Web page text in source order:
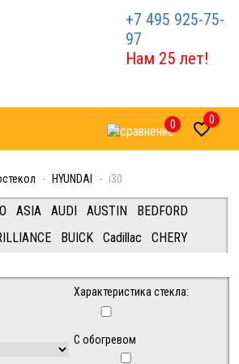
+7 495 925-75-
97
Нам 25 лет!
0 0
HYUNDAI i30
ASIA AUDI AUSTIN
BEDFORD
BUICK Cadillac
CHERY
(Van/Tracks)
DAIHATSU
DODGE
GEELY
HUMMER HYUNDAI
Характеристика стекла:
С обогревом